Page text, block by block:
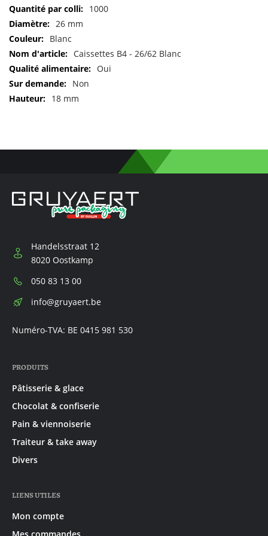
Pour
plus
1000
26 mm
Blanc
Caissettes B4 - 26/62 Blanc
Oui
Non
18 mm
Handelsstraat 12
8020 Oostkamp
Téléphone:
050 83 13 00
E-
info@gruyaert.be
Numéro-TVA: BE 0415 981 530
PRODUITS
Pâtisserie & glace
Chocolat & confiserie
Pain & viennoiserie
Traiteur & take away
Divers
LIENS UTILES
Mon compte